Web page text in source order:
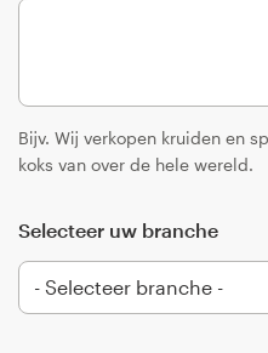
Bijv. Wij verkopen kruiden en
koks van over de hele wereld.
Selecteer uw branche
+49 30 568 377 84